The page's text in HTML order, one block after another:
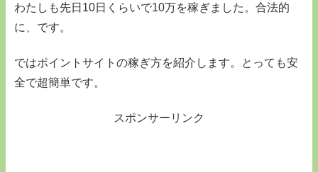
わたしも先日10日くらいで10万を稼ぎました。合法的
に、です。
ではポイントサイトの稼ぎ方を紹介します。とっても安
全で超簡単です。
スポンサーリンク